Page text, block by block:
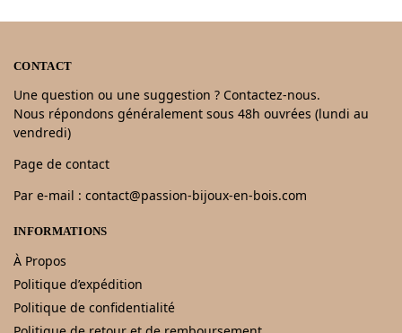
CONTACT
Une question ou une suggestion ? Contactez-nous.
Nous répondons généralement sous 48h ouvrées (lundi au
vendredi)
Page de contact
Par e-mail : contact@passion-bijoux-en-bois.com
INFORMATIONS
À Propos
Politique d’expédition
Politique de confidentialité